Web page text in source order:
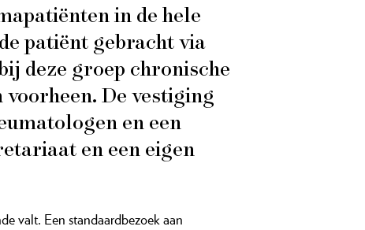
in de hele
patiënt gebracht via
deze groep chronische
De vestiging
en een
en een eigen
valt. Een standaardbezoek aan